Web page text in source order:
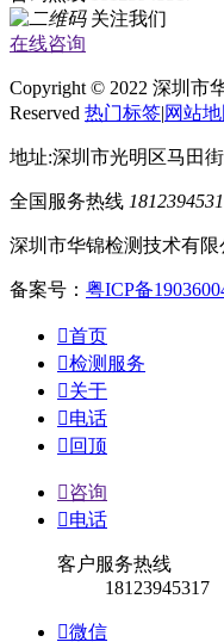
关注我们
在线咨询
Copyright © 2022 深圳市
Reserved 热门标签|网站地
地址:深圳市光明区马田
全国服务热线
深圳市华锦检测技术有
备案号： 粤ICP备
首页
检测服务
关于
电话
 回顶
咨询
电话
客户服务热线
18123945317
微信